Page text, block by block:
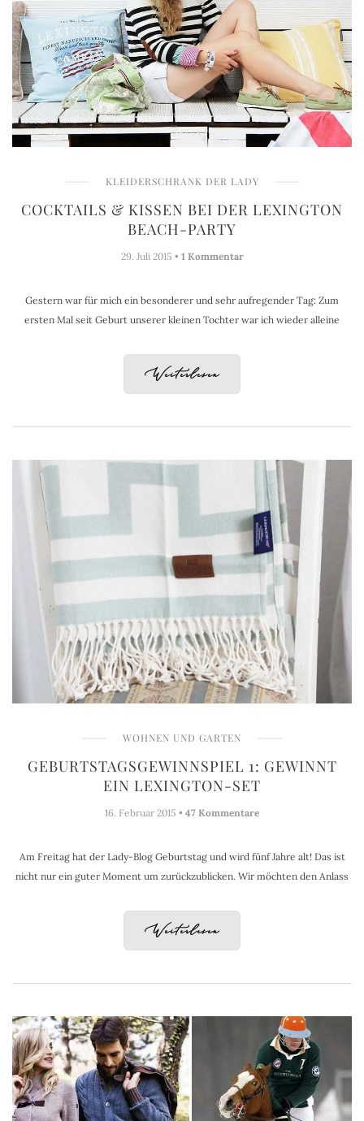
KLEIDERSCHRANK DER LADY
COCKTAILS & KISSEN BEI DER LEXINGTON
BEACH-PARTY
29. Juli 2015 • 1 Kommentar
Gestern war für mich ein besonderer und sehr aufregender Tag: Zum
ersten Mal seit Geburt unserer kleinen Tochter war ich wieder alleine
Weiterlesen
WOHNEN UND GARTEN
GEBURTSTAGSGEWINNSPIEL 1: GEWINNT
EIN LEXINGTON-SET
16. Februar 2015 • 47 Kommentare
Am Freitag hat der Lady-Blog Geburtstag und wird fünf Jahre alt! Das ist
nicht nur ein guter Moment um zurückzublicken. Wir möchten den Anlass
Weiterlesen